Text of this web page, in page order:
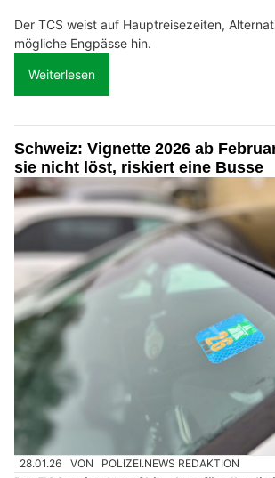
Der TCS weist auf Hauptreisezeiten,
mögliche Engpässe hin.
Weiterlesen
Schweiz: Vignette 2026 ab
sie nicht löst, riskiert eine Busse
28.01.26 VON POLIZEI.NEWS REDAKTION